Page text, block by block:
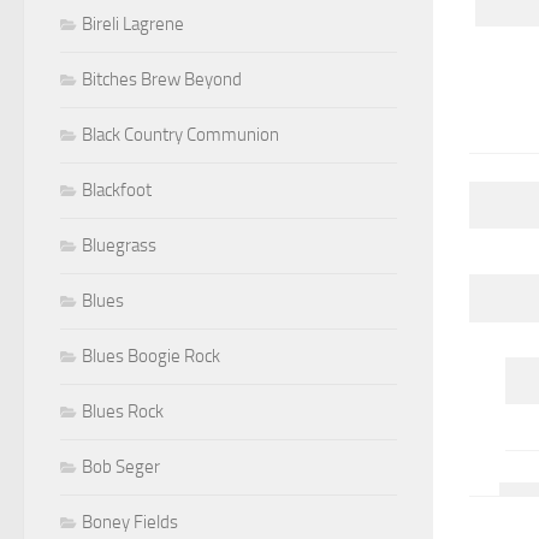
Bireli Lagrene
Bitches Brew Beyond
Black Country Communion
Blackfoot
Bluegrass
Blues
Blues Boogie Rock
Blues Rock
Bob Seger
Boney Fields